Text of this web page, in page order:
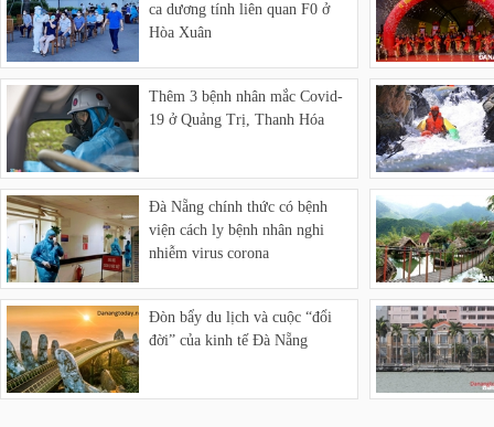
ca dương tính liên quan F0 ở
Hòa Xuân
Thêm 3 bệnh nhân mắc Covid-
19 ở Quảng Trị, Thanh Hóa
Đà Nẵng chính thức có bệnh
viện cách ly bệnh nhân nghi
nhiễm virus corona
Đòn bẩy du lịch và cuộc “đổi
đời” của kinh tế Đà Nẵng